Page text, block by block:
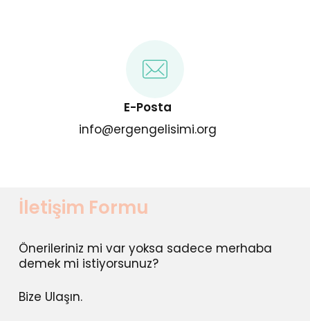
E-Posta
info@ergengelisimi.org
İletişim Formu
Önerileriniz mi var yoksa sadece merhaba
demek mi istiyorsunuz?
Bize Ulaşın.